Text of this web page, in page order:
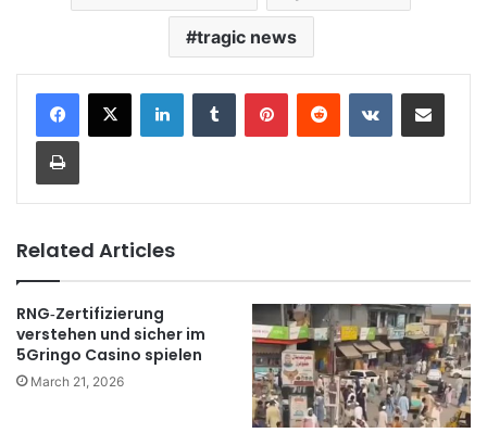
tragic news
LinkedInTumblr PinterestReddit VKontakteShare via Email
Print
Related Articles
RNG‑Zertifizierung
verstehen und sicher im
5Gringo Casino spielen
March 21, 2026